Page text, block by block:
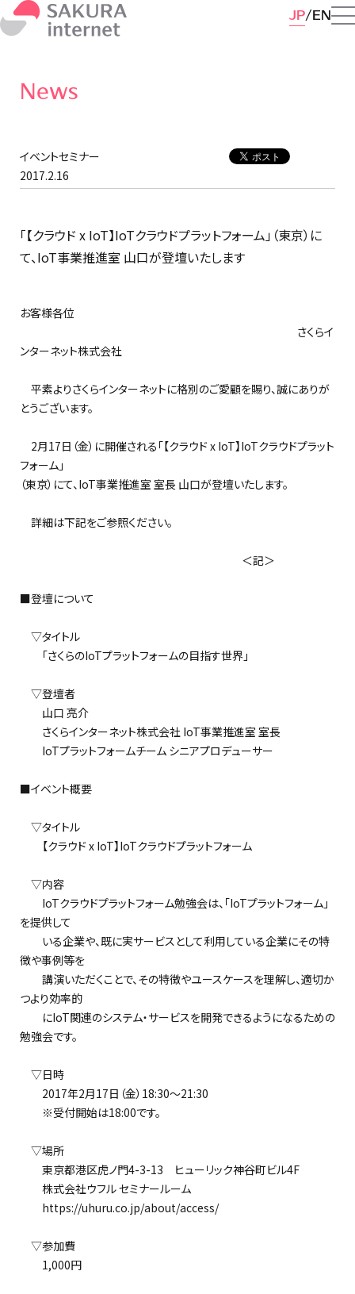
JP EN
News
イベントセミナー
2017.2.16
「【クラウド x IoT】IoTクラウドプラットフォーム」（東京）に
て、IoT事業推進室 山口が登壇いたします
お客様各位
さくらイ
ンターネット株式会社
平素よりさくらインターネットに格別のご愛顧を賜り、誠にありが
とうございます。
2月17日（金）に開催される「【クラウド x IoT】IoTクラウドプラット
フォーム」
（東京）にて、IoT事業推進室 室長 山口が登壇いたします。
詳細は下記をご参照ください。
＜記＞
■登壇について
▽タイトル
「さくらのIoTプラットフォームの目指す世界」
▽登壇者
山口 亮介
さくらインターネット株式会社 IoT事業推進室 室長
IoTプラットフォームチーム シニアプロデューサー
■イベント概要
▽タイトル
【クラウド x IoT】IoTクラウドプラットフォーム
▽内容
IoTクラウドプラットフォーム勉強会は、「IoTプラットフォーム」
を提供して
いる企業や、既に実サービスとして利用している企業にその特
徴や事例等を
講演いただくことで、その特徴やユースケースを理解し、適切か
つより効率的
にIoT関連のシステム・サービスを開発できるようになるための
勉強会です。
▽日時
2017年2月17日（金）18:30～21:30
※受付開始は18:00です。
▽場所
東京都港区虎ノ門4-3-13 ヒューリック神谷町ビル4F
株式会社ウフル セミナールーム
https://uhuru.co.jp/about/access/
▽参加費
1,000円